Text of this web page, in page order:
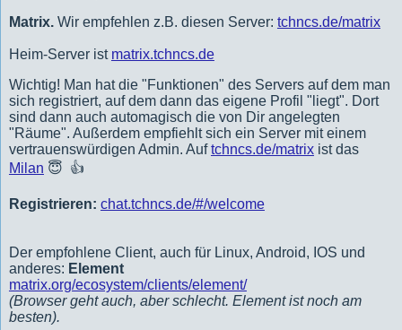
Matrix.Wir empfehlen z.B. diesen Server: tchncs.de/matrix
Heim-Server ist matrix.tchncs.de
Wichtig! Man hat die "Funktionen" des Servers auf dem man
sich registriert, auf dem dann das eigene Profil "liegt". Dort
sind dann auch automagisch die von Dir angelegten
"Räume". Außerdem empfiehlt sich ein Server mit einem
vertrauenswürdigen Admin. Auftchncs.de/matrixist das
Milan 😇 👍
Registrieren: chat.tchncs.de/#/welcome
Der empfohlene Client, auch für Linux, Android, IOS und
anderes: Element
matrix.org/ecosystem/clients/element/
(Browser geht auch, aber schlecht. Element ist noch am
besten).